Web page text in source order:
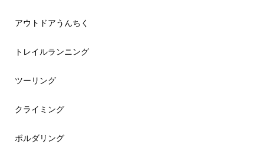
アウトドアうんちく
トレイルランニング
ツーリング
クライミング
ボルダリング